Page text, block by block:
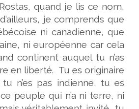
quand je lis ce nom,
je comprends que
ni canadienne, que
ni européenne car cela
continent auquel tu n’as
en liberté. Tu es originaire
tu n’es pas indienne, tu es
peuple qui n’a ni terre, ni